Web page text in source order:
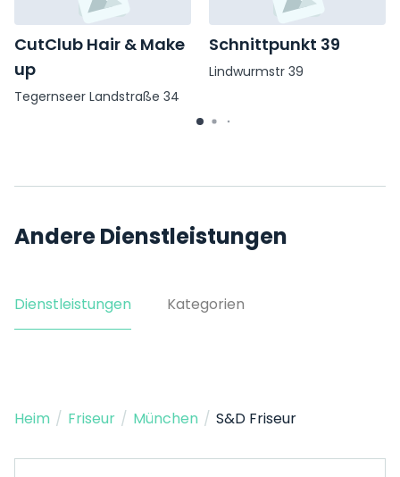
CutClub Hair & Make
up
Tegernseer Landstraße 34
Schnittpunkt 39
Lindwurmstr 39
Andere Dienstleistungen
Dienstleistungen Kategorien
Heim / Friseur / München / S&D Friseur